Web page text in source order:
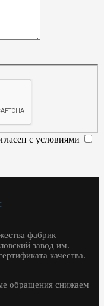
с условиями
фабрик –
завод им.
качества.
обращения снижаем